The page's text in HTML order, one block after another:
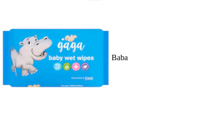
Baba